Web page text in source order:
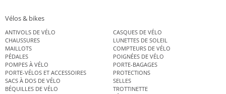
Vélos & bikes
ANTIVOLS DE VÉLO
CASQUES DE VÉLO
CHAUSSURES
LUNETTES DE SOLEIL
MAILLOTS
COMPTEURS DE VÉLO
PÉDALES
POIGNÉES DE VÉLO
POMPES À VÉLO
PORTE-BAGAGES
PORTE-VÉLOS ET ACCESSOIRES
PROTECTIONS
SACS À DOS DE VÉLO
SELLES
BÉQUILLES DE VÉLO
TROTTINETTE